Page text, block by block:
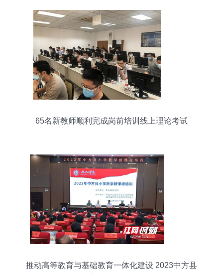
65名新教师顺利完成岗前培训线上理论考试
推动高等教育与基础教育一体化建设 2023中方县